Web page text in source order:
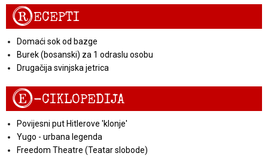
RECEPTI
Domaći sok od bazge
Burek (bosanski) za 1 odraslu osobu
Drugačija svinjska jetrica
E-CIKLOPEDIJA
Povijesni put Hitlerove 'klonje'
Yugo - urbana legenda
Freedom Theatre (Teatar slobode)